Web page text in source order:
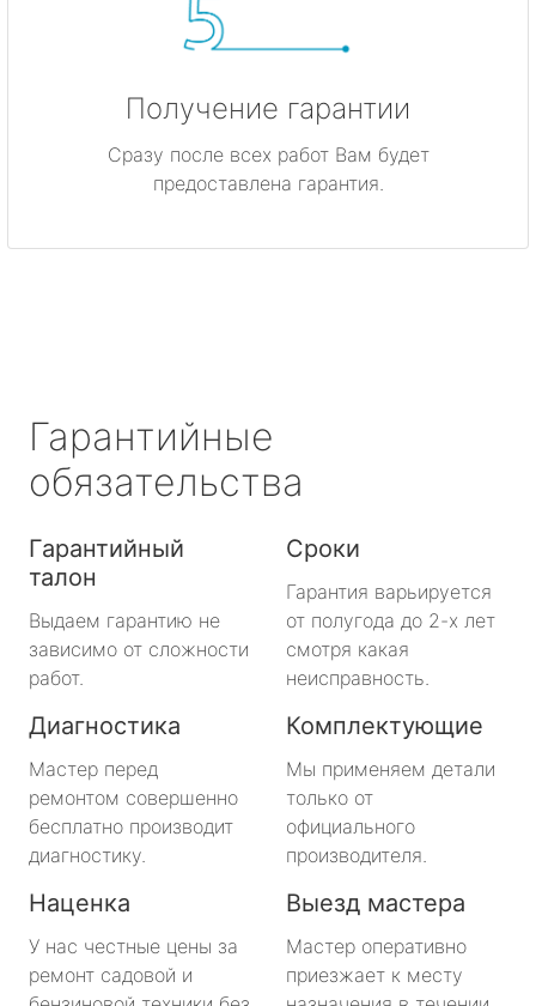
Получение гарантии
Сразу после всех работ Вам будет
предоставлена гарантия.
Гарантийные
обязательства
Гарантийный
талон
Выдаем гарантию не
зависимо от сложности
работ.
Сроки
Гарантия варьируется
от полугода до 2-х лет
смотря какая
неисправность.
Диагностика
Мастер перед
ремонтом совершенно
бесплатно производит
диагностику.
Комплектующие
Мы применяем детали
только от
официального
производителя.
Наценка
У нас честные цены за
ремонт садовой и
Выезд мастера
Мастер оперативно
приезжает к месту